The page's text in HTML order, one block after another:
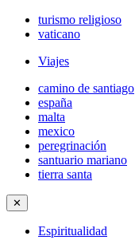
turismo religioso
vaticano
Viajes
camino de santiago
españa
malta
mexico
peregrinación
santuario mariano
tierra santa
✕
Espiritualidad